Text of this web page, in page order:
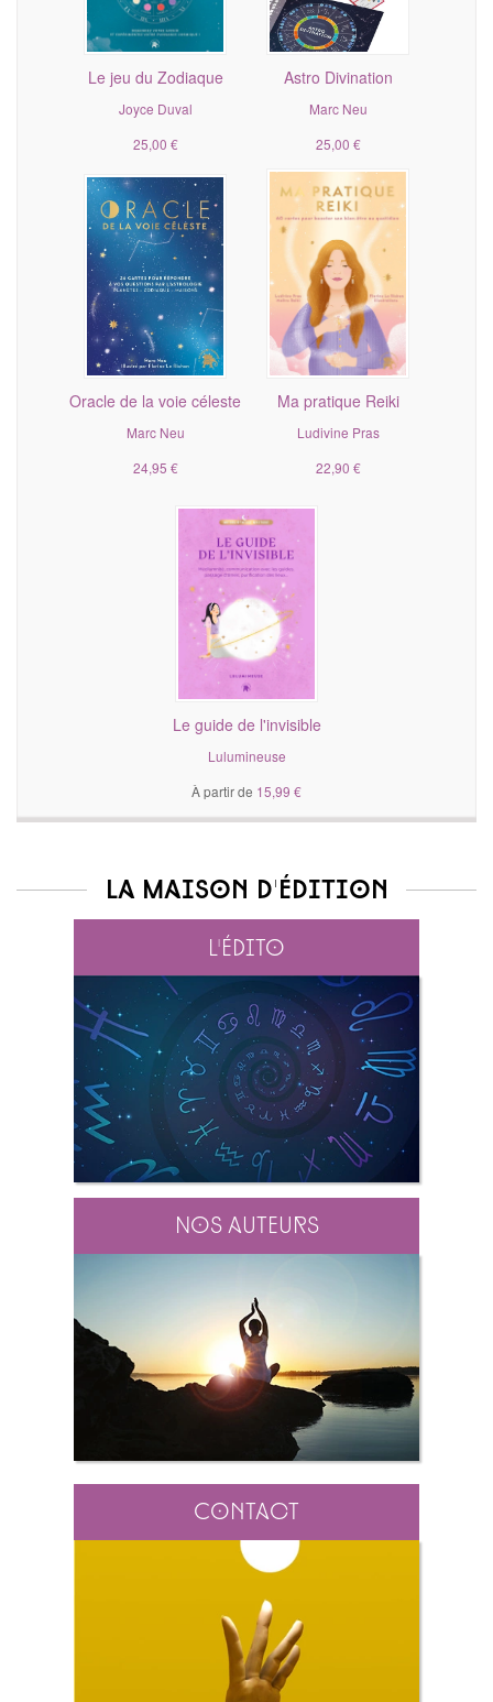
Le jeu du Zodiaque
Joyce Duval
25,00 €
Astro Divination
Marc Neu
25,00 €
Oracle de la voie céleste
Marc Neu
24,95 €
Ma pratique Reiki
Ludivine Pras
22,90 €
Le guide de l'invisible
Lulumineuse
À partir de 15,99 €
La maison d'édition
L'édito
Nos auteurs
Contact